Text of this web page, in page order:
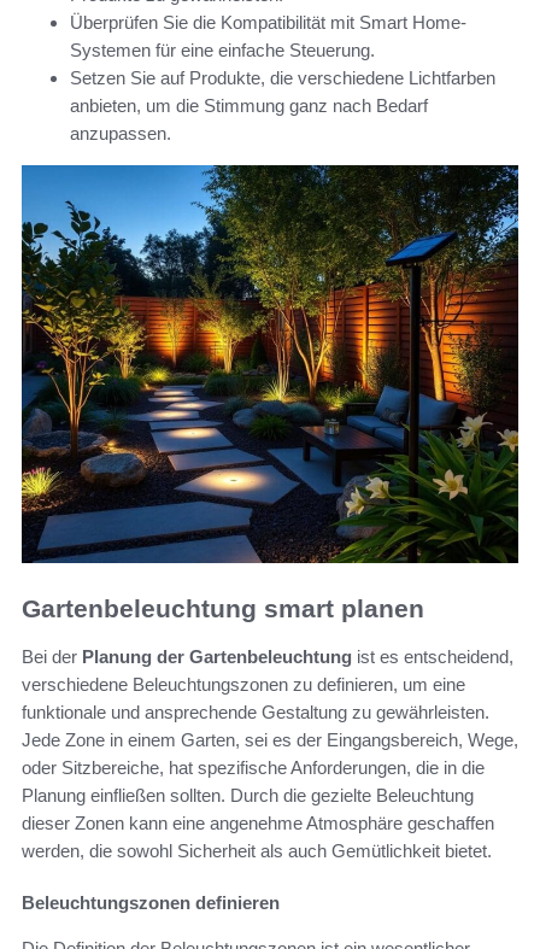
Überprüfen Sie die Kompatibilität mit Smart Home-
Systemen für eine einfache Steuerung.
Setzen Sie auf Produkte, die verschiedene Lichtfarben
anbieten, um die Stimmung ganz nach Bedarf
anzupassen.
Gartenbeleuchtung smart planen
Bei der Planung der Gartenbeleuchtung ist es entscheidend,
verschiedene Beleuchtungszonen zu definieren, um eine
funktionale und ansprechende Gestaltung zu gewährleisten.
Jede Zone in einem Garten, sei es der Eingangsbereich, Wege,
oder Sitzbereiche, hat spezifische Anforderungen, die in die
Planung einfließen sollten. Durch die gezielte Beleuchtung
dieser Zonen kann eine angenehme Atmosphäre geschaffen
werden, die sowohl Sicherheit als auch Gemütlichkeit bietet.
Beleuchtungszonen definieren